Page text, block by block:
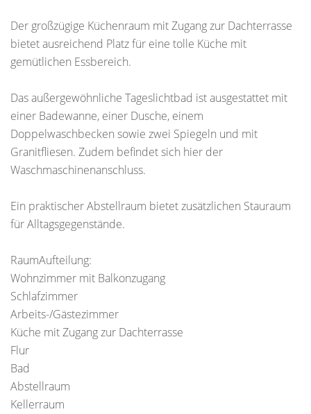
Der großzügige Küchenraum mit Zugang zur Dachterrasse
bietet ausreichend Platz für eine tolle Küche mit
gemütlichen Essbereich.
Das außergewöhnliche Tageslichtbad ist ausgestattet mit
einer Badewanne, einer Dusche, einem
Doppelwaschbecken sowie zwei Spiegeln und mit
Granitfliesen. Zudem befindet sich hier der
Waschmaschinenanschluss.
Ein praktischer Abstellraum bietet zusätzlichen Stauraum
für Alltagsgegenstände.
RaumAufteilung:
Wohnzimmer mit Balkonzugang
Schlafzimmer
Arbeits-/Gästezimmer
Küche mit Zugang zur Dachterrasse
Flur
Bad
Abstellraum
Kellerraum